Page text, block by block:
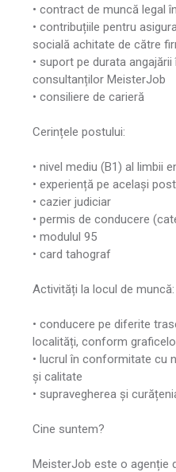
• contract de muncă legal
• contribuțiile pentru
socială achitate de către
• suport pe durata
consultanților MeisterJob
• consiliere de carieră
Cerințele postului:
• nivel mediu (B1) al limbii
• experiență pe același
• cazier judiciar
• permis de conducere
• modulul 95
• card tahograf
Activități la locul de muncă:
• conducere pe diferite
localități, conform
• lucrul în conformitate cu
și calitate
• supravegherea și
Cine suntem?
MeisterJob este o agenție